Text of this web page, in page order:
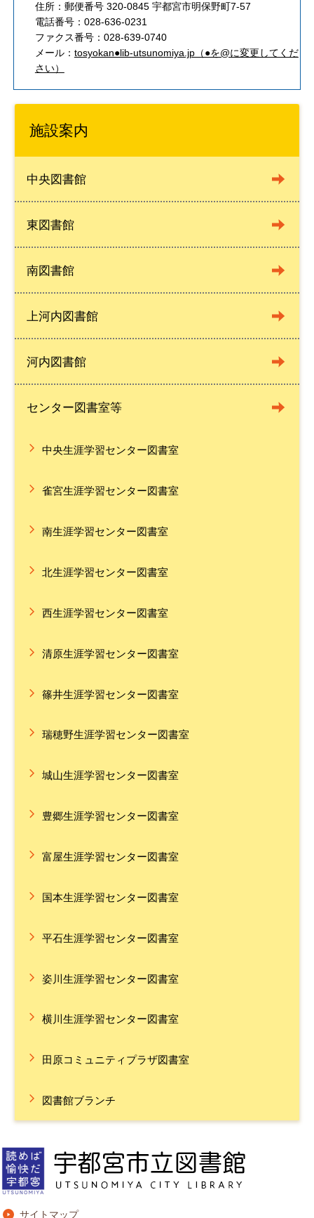
住所：郵便番号 320-0845 宇都宮市明保野町7-57
電話番号：028-636-0231
ファクス番号：028-639-0740
メール： tosyokan●lib-utsunomiya.jp（●を@に変更してくだ
さい）
施設案内
中央図書館
東図書館
南図書館
上河内図書館
河内図書館
センター図書室等
中央生涯学習センター図書室
雀宮生涯学習センター図書室
南生涯学習センター図書室
北生涯学習センター図書室
西生涯学習センター図書室
清原生涯学習センター図書室
篠井生涯学習センター図書室
瑞穂野生涯学習センター図書室
城山生涯学習センター図書室
豊郷生涯学習センター図書室
富屋生涯学習センター図書室
国本生涯学習センター図書室
平石生涯学習センター図書室
姿川生涯学習センター図書室
横川生涯学習センター図書室
田原コミュニティプラザ図書室
図書館ブランチ
サイトマップ